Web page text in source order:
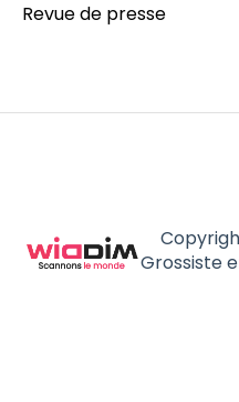
Revue de presse
Grossiste